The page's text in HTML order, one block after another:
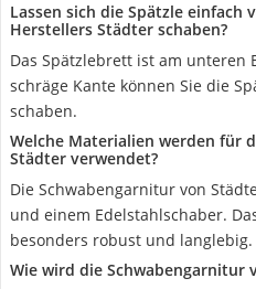
Lassen sich die Spätzle einfach
Herstellers Städter schaben?
Das Spätzlebrett ist am unteren
schräge Kante können Sie die
schaben.
Welche Materialien werden für
Städter verwendet?
Die Schwabengarnitur von
und einem Edelstahlschaber.
besonders robust und langlebig.
Wie wird die Schwabengarnitur